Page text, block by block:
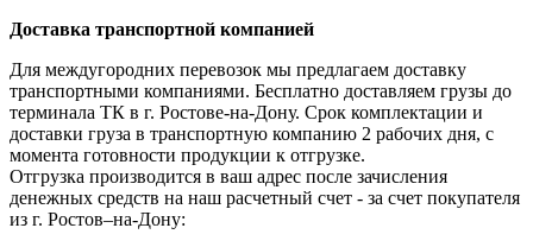
Доставка транспортной компанией
Для междугородних перевозок мы предлагаем доставку
транспортными компаниями. Бесплатно доставляем грузы до
терминала ТК в г. Ростове-на-Дону. Срок комплектации и
доставки груза в транспортную компанию 2 рабочих дня, с
момента готовности продукции к отгрузке.
Отгрузка производится в ваш адрес после зачисления
денежных средств на наш расчетный счет - за счет покупателя
из г. Ростов–на-Дону: